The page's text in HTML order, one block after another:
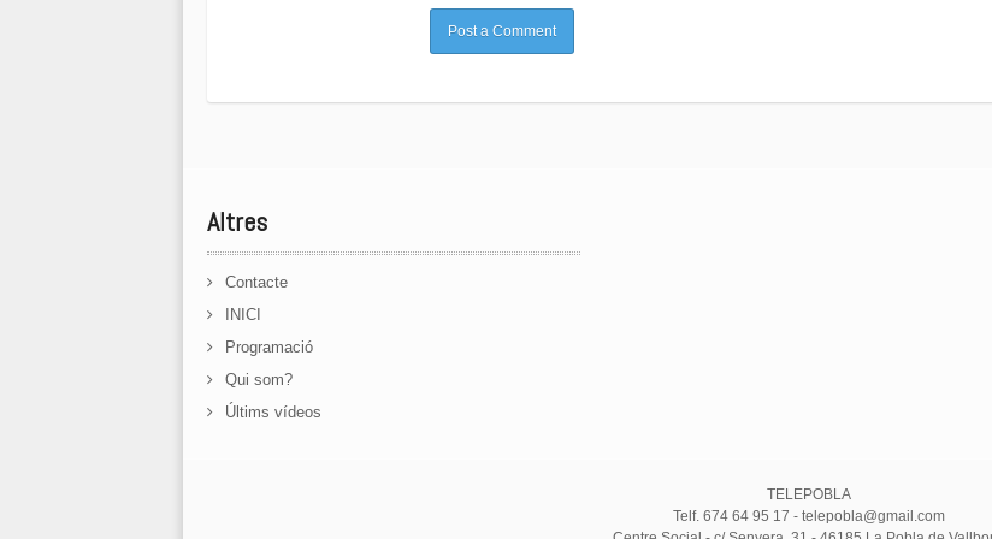
Altres
Contacte
INICI
Programació
Qui som?
Últims vídeos
TELEPOBLA
Telf. 674 64 95 17 - telepobla@gmail.com